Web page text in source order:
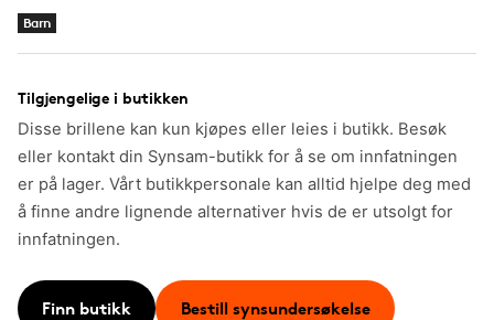
Barn
Tilgjengelige i butikken
Disse brillene kan kun kjøpes eller leies i butikk. Besøk
eller kontakt din Synsam-butikk for å se om innfatningen
er på lager. Vårt butikkpersonale kan alltid hjelpe deg med
å finne andre lignende alternativer hvis de er utsolgt for
innfatningen.
Finn butikk Bestill synsundersøkelse